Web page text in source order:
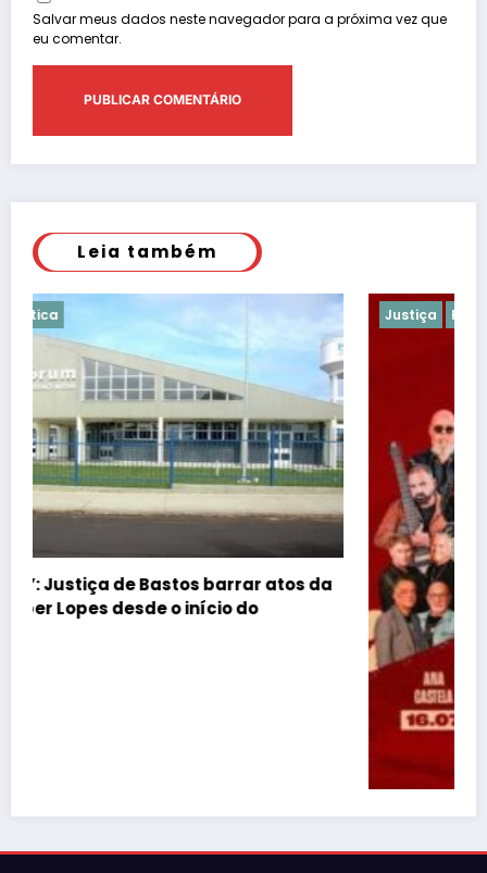
Salvar meus dados neste navegador para a próxima vez que
eu comentar.
Leia também
Justiça